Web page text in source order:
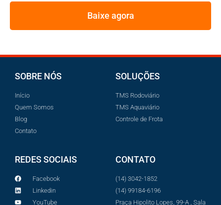
Baixe agora
SOBRE NÓS
Início
Quem Somos
Blog
Contato
SOLUÇÕES
TMS Rodoviário
TMS Aquaviário
Controle de Frota
REDES SOCIAIS
Facebook
Linkedin
YouTube
CONTATO
(14) 3042-1852
(14) 99184-6196
Praça Hipolito Lopes, 99-A , Sala